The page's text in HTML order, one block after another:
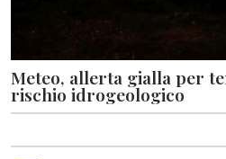
Meteo, allerta gialla per
rischio idrogeologico